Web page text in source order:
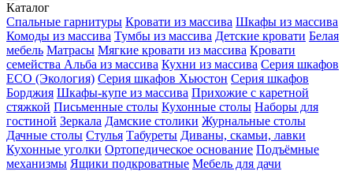
Каталог
Спальные гарнитуры Кровати из массива Шкафы из массива
Комоды из массива Тумбы из массива Детские кровати Белая
мебель Матрасы Мягкие кровати из массива Кровати
семейства Альба из массива Кухни из массива Серия шкафов
ECO (Экология) Серия шкафов Хьюстон Серия шкафов
Борджия Шкафы-купе из массива Прихожие с каретной
стяжкой Письменные столы Кухонные столы Наборы для
гостиной Зеркала Дамские столики Журнальные столы
Дачные столы Стулья Табуреты Диваны, скамьи, лавки
Кухонные уголки Ортопедическое основание Подъёмные
механизмы Ящики подкроватные Мебель для дачи